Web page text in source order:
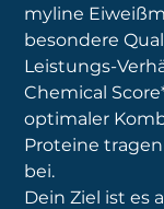
myline
besondere
Leistungs-
Chemical
optimaler
Proteine
bei.
Dein Ziel ist es